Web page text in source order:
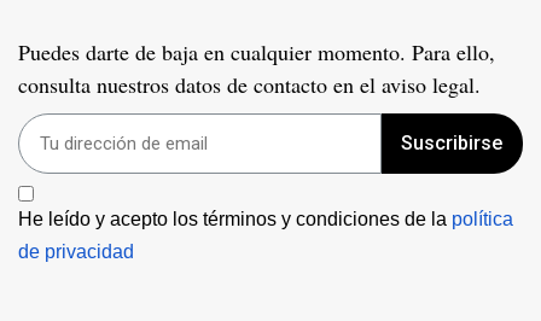
Puedes darte de baja en cualquier momento. Para ello,
consulta nuestros datos de contacto en el aviso legal.
Suscribirse
He leído y acepto los términos y condiciones de la política
de privacidad